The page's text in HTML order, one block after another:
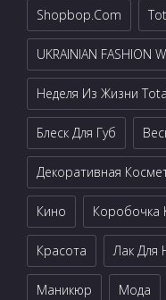
Shopbop.com
UKRAINIAN FASHION
Неделя Из Жизни
Блеск Для Губ
Декоративная
Кино Коробочка
Красота Лак Для
Маникюр Мода